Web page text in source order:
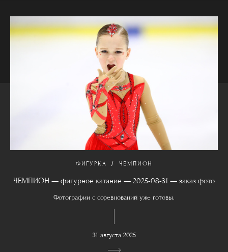
ФИГУРКА ЧЕМПИОН
ЧЕМПИОН — фигурное катание — 2025-08-31 — заказ фото
Фотографии с соревнований уже готовы.
31 августа 2025